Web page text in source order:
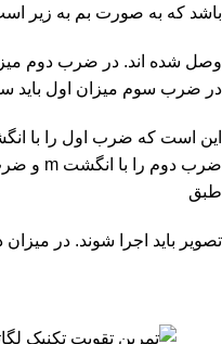
باشد که به صورت بم به زیر
وصل شده اند. در ضرب دوم
در ضرب سوم میزان اول باید
طبق
تصویر باید اجرا شوند. در